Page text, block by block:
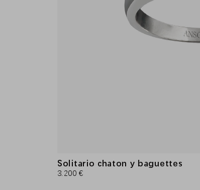
Solitario chaton y baguettes
3.200 €